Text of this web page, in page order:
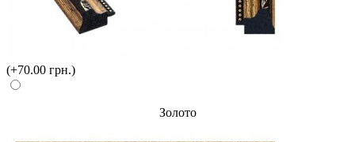
(+70.00 грн.)
Золото